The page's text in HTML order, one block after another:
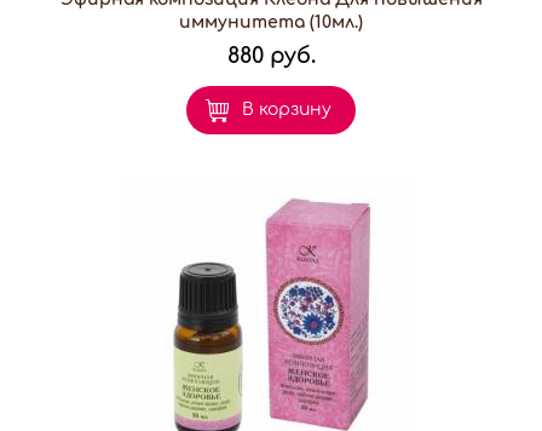
иммунитета (10мл.)
880 руб.
В корзину